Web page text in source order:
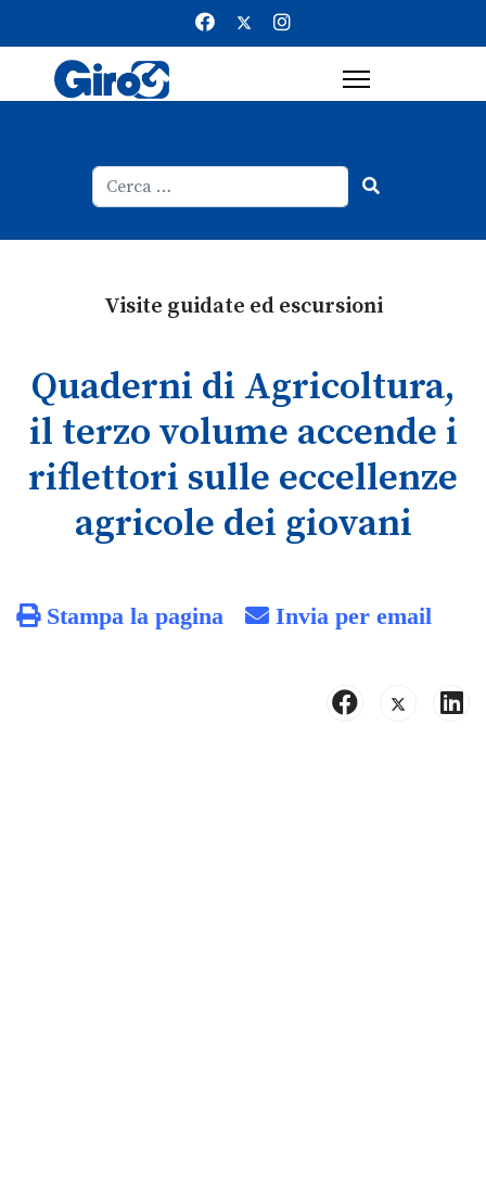
Visite guidate ed escursioni
Quaderni di Agricoltura,
il terzo volume accende i
riflettori sulle eccellenze
agricole dei giovani
Stampa la pagina Invia per email